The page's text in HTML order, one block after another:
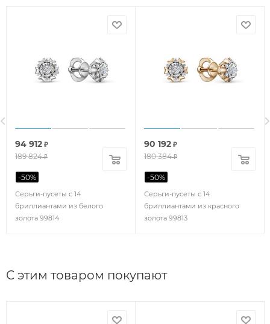
Серьги-пусеты с 14
бриллиантами из белого
золота 99814
94 912 ₽
189 824₽
-50%
Серьги-пусеты с 14
бриллиантами из красного
золота 99813
90 192 ₽
180 384₽
-50%
С этим товаром покупают